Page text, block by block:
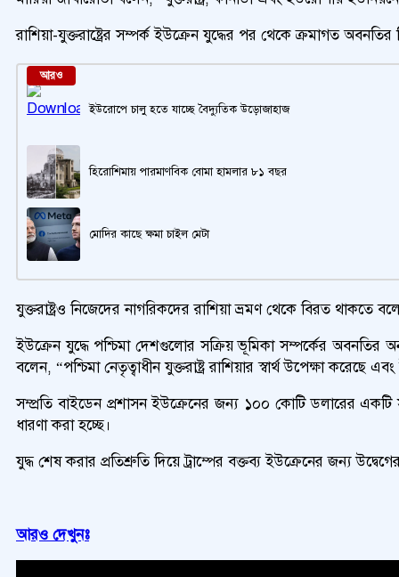
রাশিয়া-যুক্তরাষ্ট্রের সম্পর্ক ইউক্রেন যুদ্ধের পর থেকে ক্রমাগত
আরও
ইউরোপে চালু হতে যাচ্ছে বৈদ্যুতিক উড়োজাহাজ
হিরোশিমায় পারমাণবিক বোমা হামলার ৮১ বছর
মোদির কাছে ক্ষমা চাইল মেটা
যুক্তরাষ্ট্রও নিজেদের নাগরিকদের রাশিয়া ভ্রমণ থেকে বিরত থাকতে
ইউক্রেন যুদ্ধে পশ্চিমা দেশগুলোর সক্রিয় ভূমিকা সম্পর্কের অবনতির
বলেন, “পশ্চিমা নেতৃত্বাধীন যুক্তরাষ্ট্র রাশিয়ার স্বার্থ উপেক্ষা করেছে
সম্প্রতি বাইডেন প্রশাসন ইউক্রেনের জন্য ১০০ কোটি ডলারের
ধারণা করা হচ্ছে।
যুদ্ধ শেষ করার প্রতিশ্রুতি দিয়ে ট্রাম্পের বক্তব্য ইউক্রেনের জন্য
আরও দেখুনঃ